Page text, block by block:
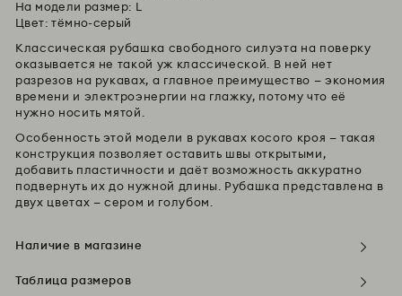
На модели размер: L
Цвет: тёмно-серый
Классическая рубашка свободного силуэта на поверку
оказывается не такой уж классической. В ней нет
разрезов на рукавах, а главное преимущество — экономия
времени и электроэнергии на глажку, потому что её
нужно носить мятой.
Особенность этой модели в рукавах косого кроя — такая
конструкция позволяет оставить швы открытыми,
добавить пластичности и даёт возможность аккуратно
подвернуть их до нужной длины. Рубашка представлена в
двух цветах — сером и голубом.
Наличие в магазине
Таблица размеров